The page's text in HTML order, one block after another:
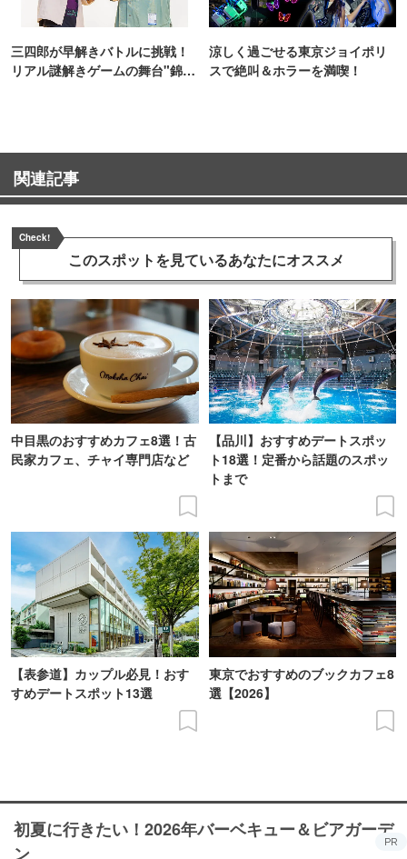
三四郎が早解きバトルに挑戦！
リアル謎解きゲームの舞台"錦糸
涼しく過ごせる東京ジョイポリ
スで絶叫＆ホラーを満喫！
関連記事
Check!
このスポットを見ているあなたにオススメ
中目黒のおすすめカフェ8選！古
民家カフェ、チャイ専門店など
【品川】おすすめデートスポッ
ト18選！定番から話題のスポッ
トまで
【表参道】カップル必見！おす
すめデートスポット13選
東京でおすすめのブックカフェ8
選【2026】
初夏に行きたい！2026年バーベキュー＆ビアガーデ
ン
PR